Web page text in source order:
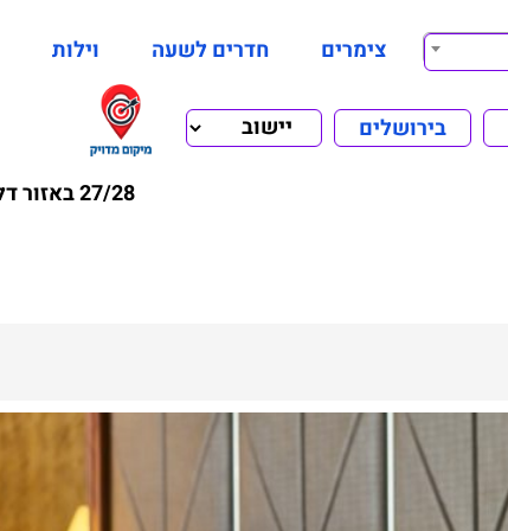
צימרים חדרים לשעה וילות
בירושלים
27/28 באזור דלתון